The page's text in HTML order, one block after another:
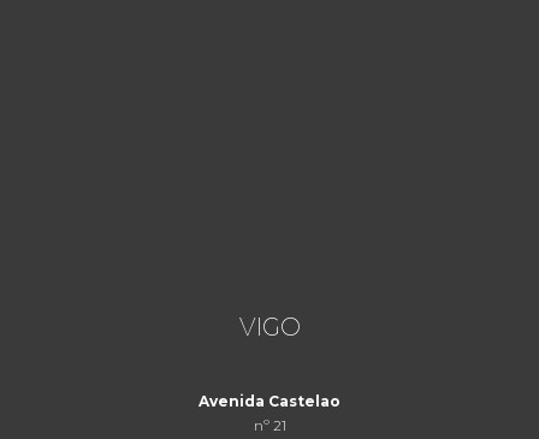
VIGO
Avenida Castelao
nº 21